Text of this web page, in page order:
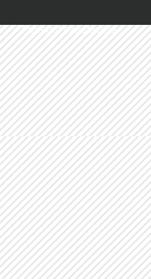
Powered by AsMedya